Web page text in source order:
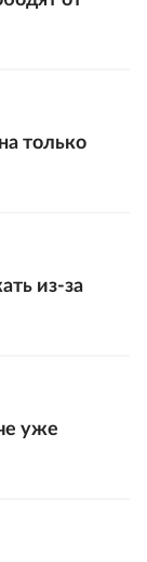
только
из-за
уже